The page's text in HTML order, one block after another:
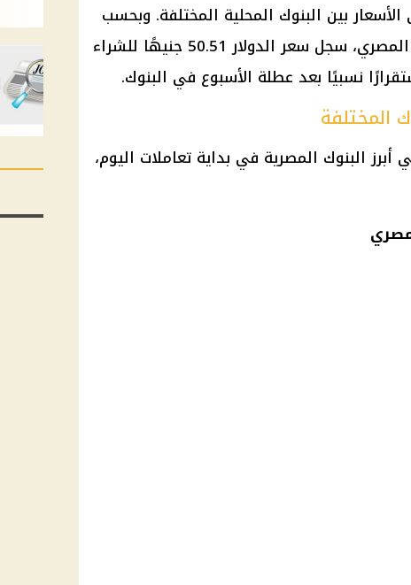
بين البنوك المحلية المختلفة. وبحسب
آخر تحديث صادر عن البنك المركزي المصري، سجل سعر الدولار 50.51 جنيهًا للشراء
المختلفة
البنوك المصرية في بداية تعاملات اليوم،